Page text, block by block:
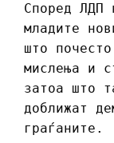
Според ЛДП
младите
што
мислења и
затоа што
доближат
граѓаните.